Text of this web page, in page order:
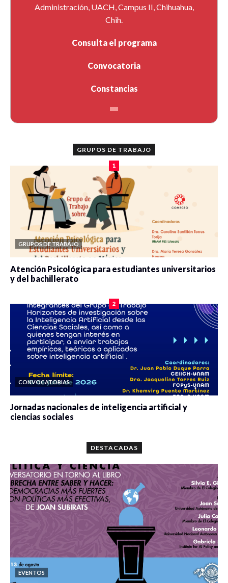
Administración, UACH, Campus II, Chihuahua,
Chih.
Consulta el programa
Convocatoria
Constancias
GRUPOS DE TRABAJO
1
GRUPOS DE TRABAJO
Atención Psicológica para estudiantes universitarios
y del bachillerato
2
CONVOCATORIAS
Jornadas nacionales de inteligencia artificial y
ciencias sociales
DESTACADAS
EVENTOS